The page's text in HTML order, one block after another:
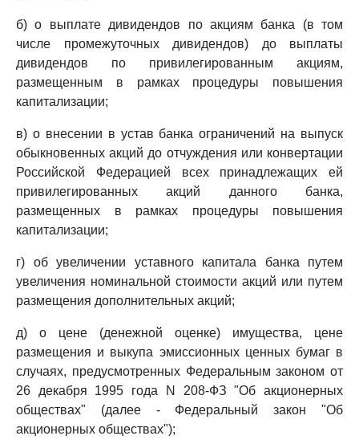
б) о выплате дивидендов по акциям банка (в том
числе промежуточных дивидендов) до выплаты
дивидендов по привилегированным акциям,
размещенным в рамках процедуры повышения
капитализации;
в) о внесении в устав банка ограничений на выпуск
обыкновенных акций до отчуждения или конвертации
Российской Федерацией всех принадлежащих ей
привилегированных акций данного банка,
размещенных в рамках процедуры повышения
капитализации;
г) об увеличении уставного капитала банка путем
увеличения номинальной стоимости акций или путем
размещения дополнительных акций;
д) о цене (денежной оценке) имущества, цене
размещения и выкупа эмиссионных ценных бумаг в
случаях, предусмотренных Федеральным законом от
26 декабря 1995 года N 208-ФЗ "Об акционерных
обществах" (далее - Федеральный закон "Об
акционерных обществах");